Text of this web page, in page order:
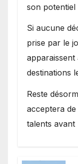
son potentiel
Si aucune
prise par le
apparaissent
destinations
Reste
acceptera de
talents